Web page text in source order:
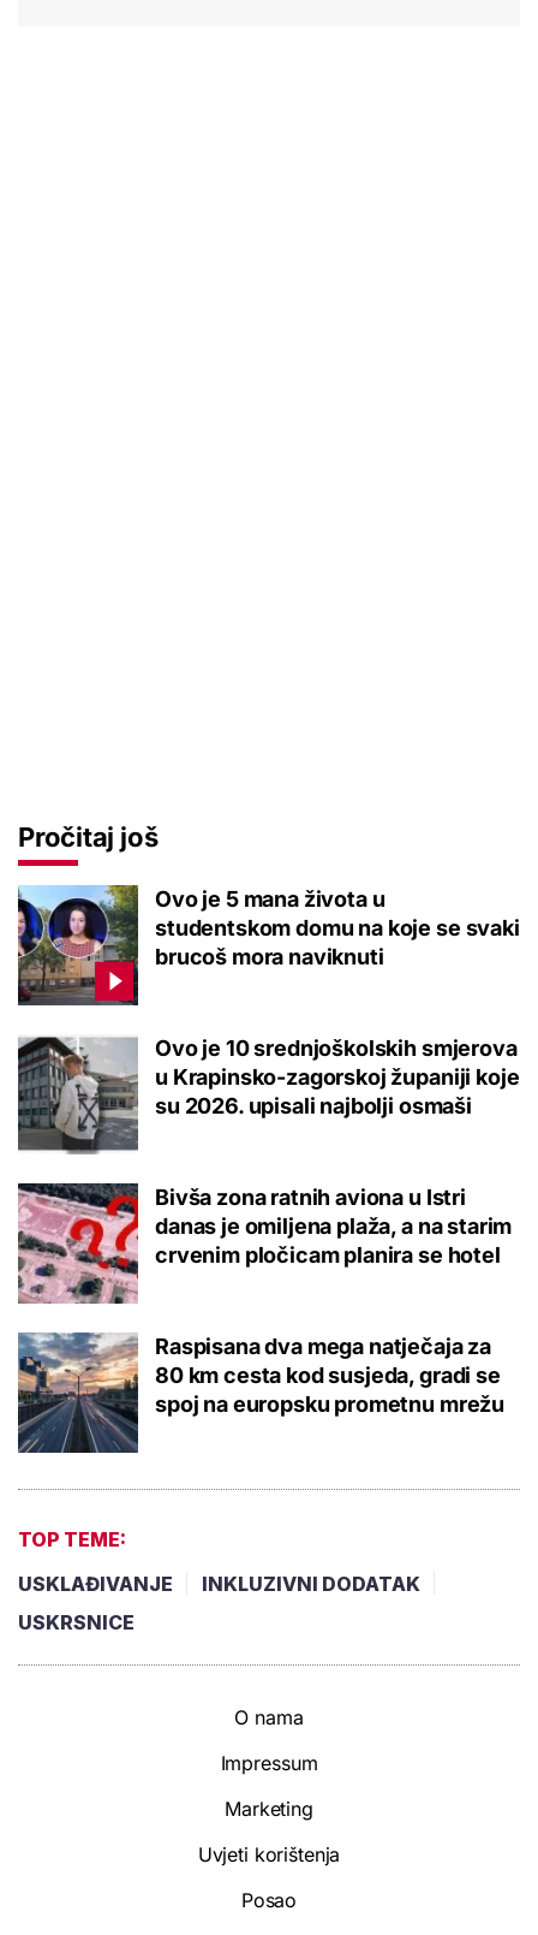
Pročitaj još
Ovo je 5 mana života u
studentskom domu na koje se svaki
brucoš mora naviknuti
Ovo je 10 srednjoškolskih smjerova
u Krapinsko-zagorskoj županiji koje
su 2026. upisali najbolji osmaši
Bivša zona ratnih aviona u Istri
danas je omiljena plaža, a na starim
crvenim pločicam planira se hotel
Raspisana dva mega natječaja za
80 km cesta kod susjeda, gradi se
spoj na europsku prometnu mrežu
TOP TEME:
USKLAĐIVANJE
INKLUZIVNI DODATAK
USKRSNICE
O nama
Impressum
Marketing
Uvjeti korištenja
Posao